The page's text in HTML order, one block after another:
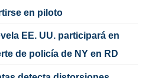
en piloto
EE. UU. participará en
de policía de NY en RD